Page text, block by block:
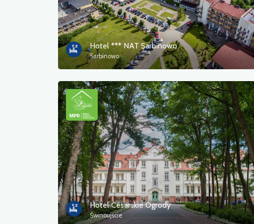
Hotel *** NAT Sarbinowo
Sarbinowo
Hotel Cesarskie Ogrody
Świnoujście